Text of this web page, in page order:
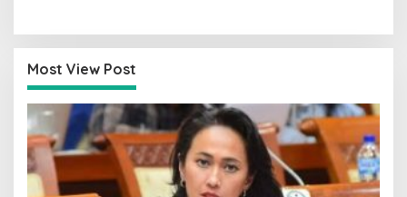
Most View Post